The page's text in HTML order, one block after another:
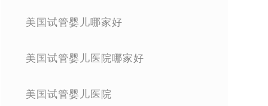
美国试管婴儿哪家好
美国试管婴儿医院哪家好
美国试管婴儿医院